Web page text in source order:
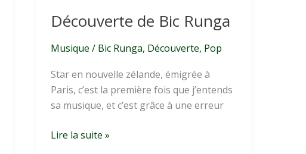
Découverte de Bic Runga
Musique / Bic Runga, Découverte, Pop
Star en nouvelle zélande, émigrée à
Paris, c’est la première fois que j’entends
sa musique, et c’est grâce à une erreur
Découverte
Lire la suite »